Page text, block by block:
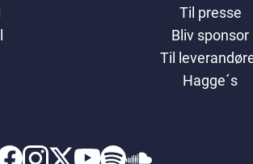
Til presse
Bliv sponsor
Til
Hagge´s